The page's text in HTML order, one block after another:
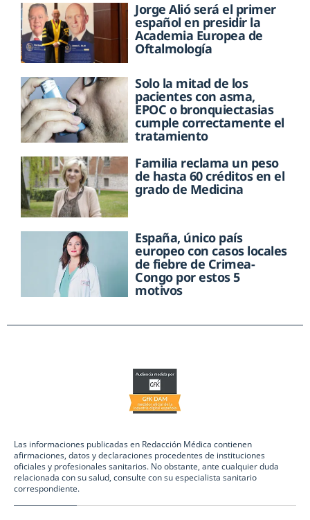
Jorge Alió será el primer
español en presidir la
Academia Europea de
Oftalmología
Solo la mitad de los
pacientes con asma,
EPOC o bronquiectasias
cumple correctamente el
tratamiento
Familia reclama un peso
de hasta 60 créditos en el
grado de Medicina
España, único país
europeo con casos locales
de fiebre de Crimea-
Congo por estos 5
motivos
Las informaciones publicadas en Redacción Médica contienen
afirmaciones, datos y declaraciones procedentes de instituciones
oficiales y profesionales sanitarios. No obstante, ante cualquier duda
relacionada con su salud, consulte con su especialista sanitario
correspondiente.